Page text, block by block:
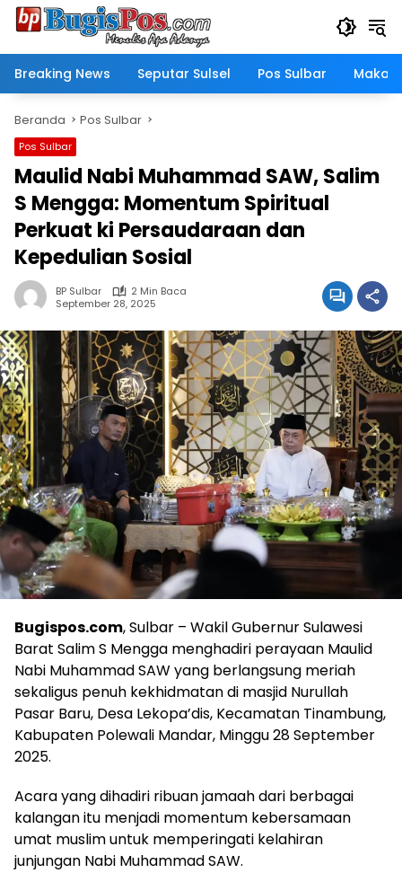
Langsung
Breaking News
Seputar Sulsel Pos Sulbar
Beranda Pos Sulbar
Pos Sulbar
Maulid Nabi Muhammad SAW, Salim
S Mengga: Momentum Spiritual
Perkuat ki Persaudaraan dan
Kepedulian Sosial
BP Sulbar
2 Min Baca
September 28, 2025
Bugispos.com, Sulbar – Wakil Gubernur Sulawesi
Barat Salim S Mengga menghadiri perayaan Maulid
Nabi Muhammad SAW yang berlangsung meriah
sekaligus penuh kekhidmatan di masjid Nurullah
Pasar Baru, Desa Lekopa’dis, Kecamatan Tinambung,
Kabupaten Polewali Mandar, Minggu 28 September
2025.
Acara yang dihadiri ribuan jamaah dari berbagai
kalangan itu menjadi momentum kebersamaan
umat muslim untuk memperingati kelahiran
junjungan Nabi Muhammad SAW.